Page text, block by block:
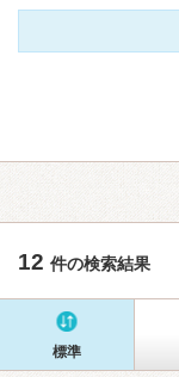
12 件の検索結果
標準